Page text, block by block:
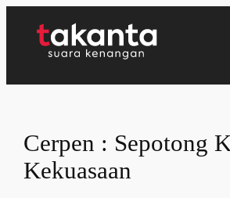
Cerpen : Sepotong
Kekuasaan